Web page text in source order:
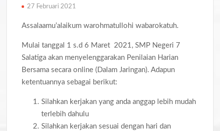
27 Februari 2021
Assalaamu’alaikum warohmatullohi wabarokatuh.
Mulai tanggal 1 s.d 6 Maret 2021, SMP Negeri 7
Salatiga akan menyelenggarakan Penilaian Harian
Bersama secara online (Dalam Jaringan). Adapun
ketentuannya sebagai berikut:
Silahkan kerjakan yang anda anggap lebih mudah
terlebih dahulu
Silahkan kerjakan sesuai dengan hari dan